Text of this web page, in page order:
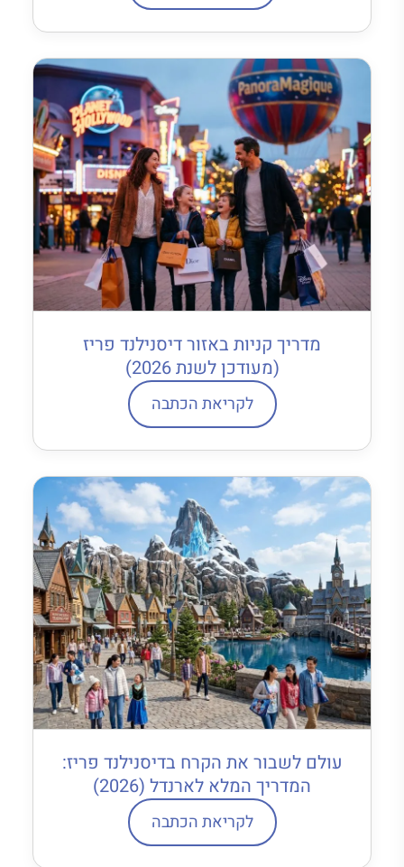
מדריך קניות באזור דיסנילנד פריז
(מעודכן לשנת 2026)
לקריאת הכתבה
עולם לשבור את הקרח בדיסנילנד פריז:
המדריך המלא לארנדל (2026)
לקריאת הכתבה